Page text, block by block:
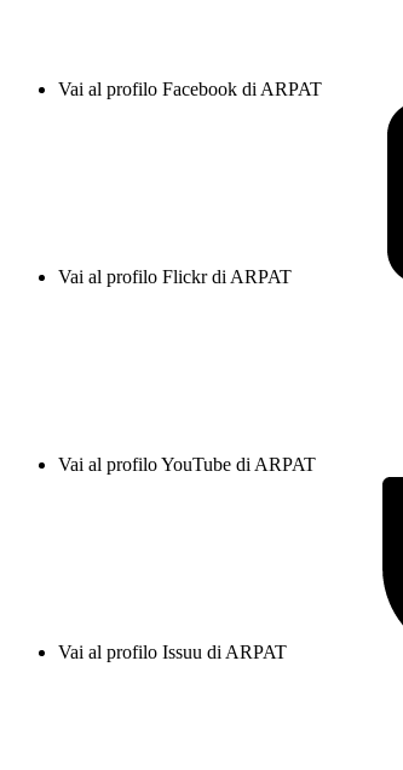
Vai al profilo Facebook di ARPAT
Vai al profilo Flickr di ARPAT
Vai al profilo YouTube di ARPAT
Vai al profilo Issuu di ARPAT